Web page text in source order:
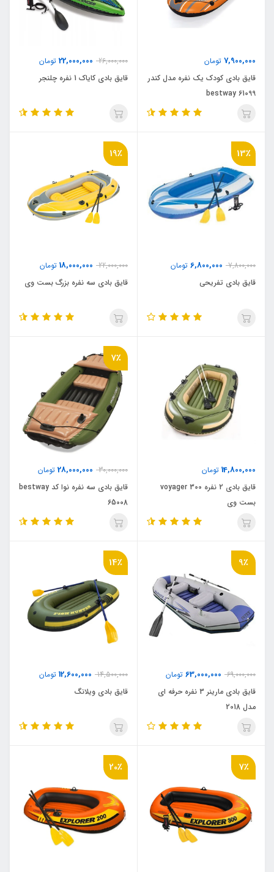
7,900,000 تومان
قایق بادی کودک یک نفره مدل کندر
bestway 61099
26,000,000
22,000,000 تومان
قایق بادی کایاک 1 نفره چلنجر
13٪
7,800,000
6,800,000 تومان
قایق بادی تفریحی
19٪
22,000,000
18,000,000 تومان
قایق بادی سه نفره بزرگ بست وی
14,800,000 تومان
قایق بادی 2 نفره voyager 300
بست وی
7٪
30,000,000
28,000,000 تومان
قایق بادی سه نفره نوا کد bestway
65008
9٪
69,000,000
63,000,000 تومان
قایق بادی مارینر 3 نفره حرفه ای
مدل 2018
14٪
14,500,000
12,600,000 تومان
قایق بادی ویلانگ
7٪ 20٪